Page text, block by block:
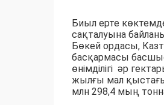
Биыл ерте
сақталуына
Бөкей ордасы,
басқармасы
өнімділігі әр
жылғы мал
млн 298,4 мың